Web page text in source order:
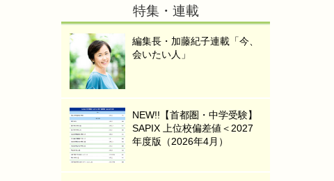
特集・連載
編集長・加藤紀子連載「今、
会いたい人」
NEW!!【首都圏・中学受験】
SAPIX 上位校偏差値＜2027
年度版（2026年4月）